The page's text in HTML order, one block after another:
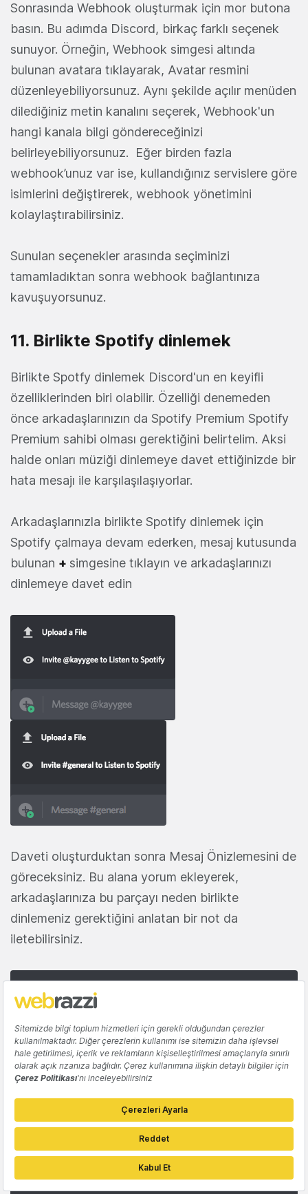
Sonrasında Webhook oluşturmak için mor butona
basın. Bu adımda Discord, birkaç farklı seçenek
sunuyor. Örneğin, Webhook simgesi altında
bulunan avatara tıklayarak, Avatar resmini
düzenleyebiliyorsunuz. Aynı şekilde açılır menüden
dilediğiniz metin kanalını seçerek, Webhook'un
hangi kanala bilgi göndereceğinizi
belirleyebiliyorsunuz. Eğer birden fazla
webhook’unuz var ise, kullandığınız servislere göre
isimlerini değiştirerek, webhook yönetimini
kolaylaştırabilirsiniz.
Sunulan seçenekler arasında seçiminizi
tamamladıktan sonra webhook bağlantınıza
kavuşuyorsunuz.
11. Birlikte Spotify dinlemek
Birlikte Spotfy dinlemek Discord'un en keyifli
özelliklerinden biri olabilir. Özelliği denemeden
önce arkadaşlarınızın da Spotify Premium Spotify
Premium sahibi olması gerektiğini belirtelim. Aksi
halde onları müziği dinlemeye davet ettiğinizde bir
hata mesajı ile karşılaşılaşıyorlar.
Arkadaşlarınızla birlikte Spotify dinlemek için
Spotify çalmaya devam ederken, mesaj kutusunda
bulunan + simgesine tıklayın ve arkadaşlarınızı
dinlemeye davet edin
Daveti oluşturduktan sonra Mesaj Önizlemesini de
göreceksiniz. Bu alana yorum ekleyerek,
arkadaşlarınıza bu parçayı neden birlikte
dinlemeniz gerektiğini anlatan bir not da
iletebilirsiniz.